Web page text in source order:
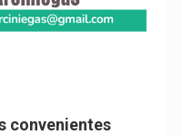
convenientes